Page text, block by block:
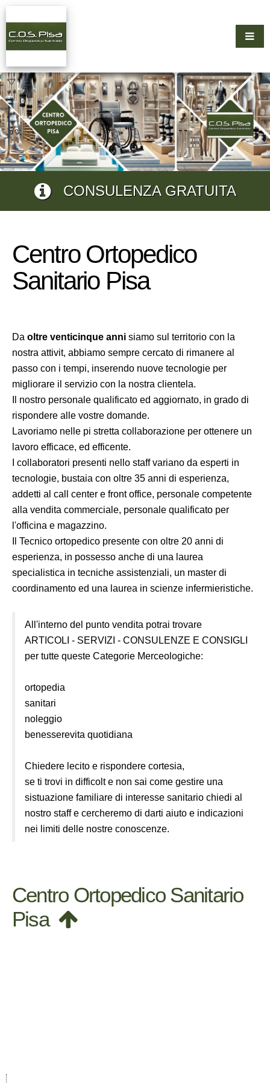
CONSULENZA GRATUITA
Centro Ortopedico
Sanitario Pisa
Da oltre venticinque anni siamo sul territorio con la
nostra attivit, abbiamo sempre cercato di rimanere al
passo con i tempi, inserendo nuove tecnologie per
migliorare il servizio con la nostra clientela.
Il nostro personale qualificato ed aggiornato, in grado di
rispondere alle vostre domande.
Lavoriamo nelle pi stretta collaborazione per ottenere un
lavoro efficace, ed efficente.
I collaboratori presenti nello staff variano da esperti in
tecnologie, bustaia con oltre 35 anni di esperienza,
addetti al call center e front office, personale competente
alla vendita commerciale, personale qualificato per
l'officina e magazzino.
Il Tecnico ortopedico presente con oltre 20 anni di
esperienza, in possesso anche di una laurea
specialistica in tecniche assistenziali, un master di
coordinamento ed una laurea in scienze infermieristiche.
All'interno del punto vendita potrai trovare
ARTICOLI - SERVIZI - CONSULENZE E CONSIGLI
per tutte queste Categorie Merceologiche:
ortopedia
sanitari
noleggio
benesserevita quotidiana
Chiedere lecito e rispondere cortesia,
se ti trovi in difficolt e non sai come gestire una
sistuazione familiare di interesse sanitario chiedi al
nostro staff e cercheremo di darti aiuto e indicazioni
nei limiti delle nostre conoscenze.
Centro Ortopedico Sanitario
Pisa